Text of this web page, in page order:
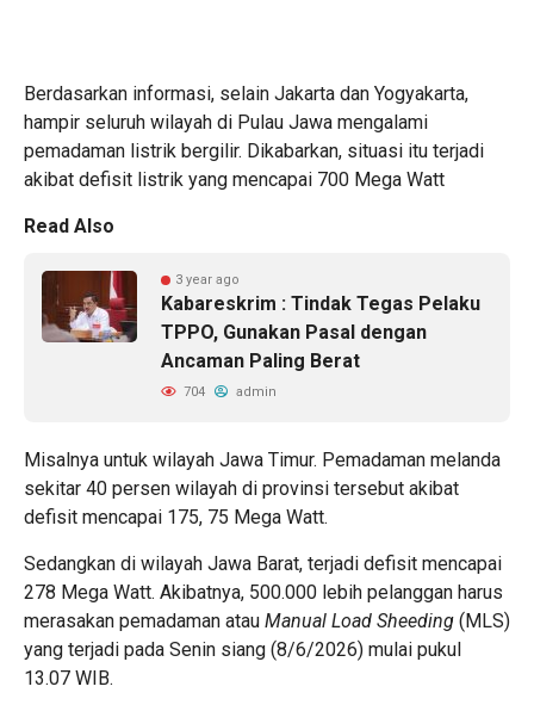
Berdasarkan informasi, selain Jakarta dan Yogyakarta,
hampir seluruh wilayah di Pulau Jawa mengalami
pemadaman listrik bergilir. Dikabarkan, situasi itu terjadi
akibat defisit listrik yang mencapai 700 Mega Watt
Read Also
3 year ago
Kabareskrim : Tindak Tegas Pelaku
TPPO, Gunakan Pasal dengan
Ancaman Paling Berat
704 admin
Misalnya untuk wilayah Jawa Timur. Pemadaman melanda
sekitar 40 persen wilayah di provinsi tersebut akibat
defisit mencapai 175, 75 Mega Watt.
Sedangkan di wilayah Jawa Barat, terjadi defisit mencapai
278 Mega Watt. Akibatnya, 500.000 lebih pelanggan harus
merasakan pemadaman atau Manual Load Sheeding (MLS)
yang terjadi pada Senin siang (8/6/2026) mulai pukul
13.07 WIB.